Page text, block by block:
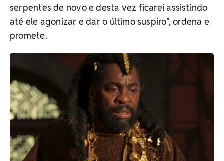
serpentes de novo e desta vez ficarei assistindo
até ele agonizar e dar o último suspiro", ordena e
promete.